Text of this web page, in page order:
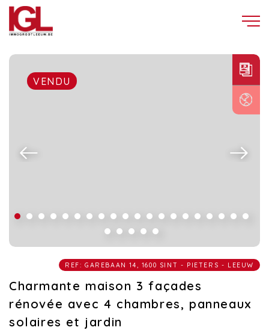
VENDU
REF: GAREBAAN 14, 1600 SINT - PIETERS - LEEUW
Charmante maison 3 façades
rénovée avec 4 chambres, panneaux
solaires et jardin